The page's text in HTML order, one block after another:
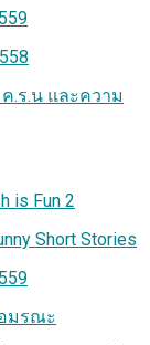
.ร.น และความ
is Fun 2
Short Stories
มรณะ